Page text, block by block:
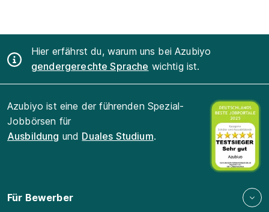
Hier erfährst du, warum uns bei Azubiyo
gendergerechte Sprache wichtig ist.
Azubiyo ist eine der führenden Spezial-
Jobbörsen für
Ausbildung und Duales Studium.
Für Bewerber